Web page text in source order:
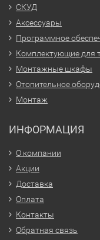
СКУД
Аксессуары
Программное
Комплектующие для
Монтажные шкафы
Отопительное
Монтаж
ИНФОРМАЦИЯ
О компании
Акции
Доставка
Оплата
Контакты
Обратная связь